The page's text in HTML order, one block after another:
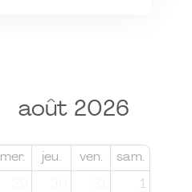
août 2026
mer. jeu. ven. sam.
1